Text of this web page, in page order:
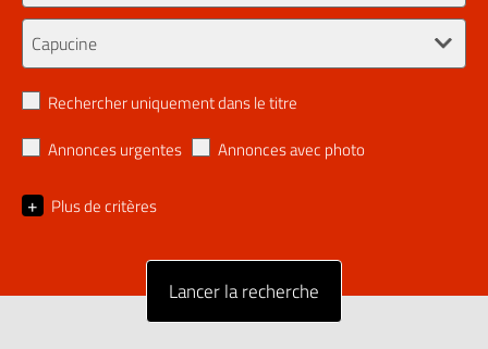
Rechercher uniquement dans le titre
Annonces urgentes
Annonces avec photo
+ Plus de critères